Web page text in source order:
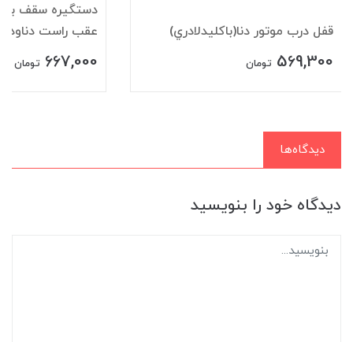
قفل درب موتور دنا(باکليدلادري)
569,300 تومان
دستگيره سقف
عقب راست
667,000 تومان
دیدگاه‌ها
دیدگاه خود را بنویسید